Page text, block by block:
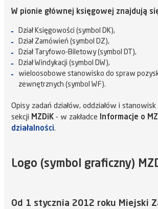
W pionie głównej księgowej znajdują
Dział Księgowości (symbol DK),
Dział Zamówień (symbol DZ),
Dział Taryfowo-Biletowy (symbol DT),
Dział Windykacji (symbol DW),
wieloosobowe stanowisko do spraw
zewnętrznych (symbol WF).
Opisy zadań działów, oddziałów i
sekcji MZDiK - w zakładce Informacje o
działalności.
Logo (symbol graficzny)
Od 1 stycznia 2012 roku Miejski